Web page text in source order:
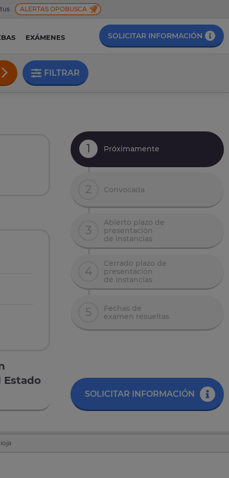
ALERTAS OPOBUSCA
EXÁMENES SOLICITAR INFORMACIÓN
FILTRAR
1 Próximamente
2 Convocada
3
Abierto plazo de
presentación
de instancias
4
Cerrado plazo de
presentación
de instancias
5
Fechas de
examen resueltas
SOLICITAR INFORMACIÓN